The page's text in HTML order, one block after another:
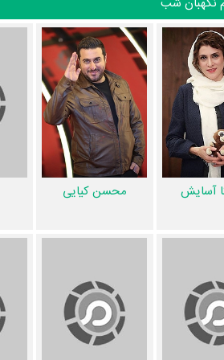
آثار بدترین اثرمحمد داوودیدر حرفه
اکبرآبادی وپرهام غلاملو.
شب اولین همکاری خود با بازیگرانی چون
ایمان سلگیوعلی غابشی
خوشتان آمده و یا دوستش ندارید، بهتر است
چیست؟ تدوین نگهبان شب را
آسایش محسن کیایی